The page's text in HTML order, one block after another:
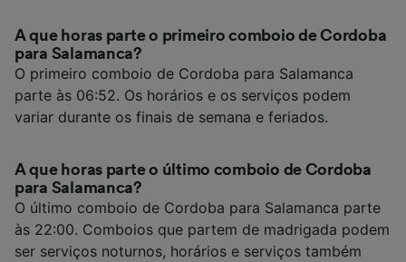
A que horas parte o primeiro comboio de Cordoba
para Salamanca?
O primeiro comboio de Cordoba para Salamanca
parte às 06:52. Os horários e os serviços podem
variar durante os finais de semana e feriados.
A que horas parte o último comboio de Cordoba
para Salamanca?
O último comboio de Cordoba para Salamanca parte
às 22:00. Comboios que partem de madrigada podem
ser serviços noturnos, horários e serviços também